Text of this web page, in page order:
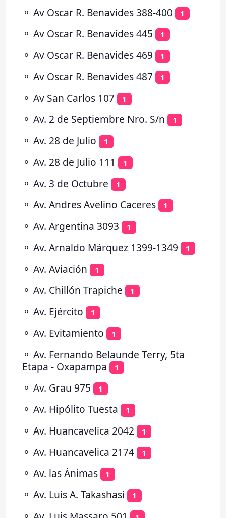
⚬ Av Oscar R. Benavides 388-400 1
⚬ Av Oscar R. Benavides 445 1
⚬ Av Oscar R. Benavides 469 1
⚬ Av Oscar R. Benavides 487 1
⚬ Av San Carlos 107 1
⚬ Av. 2 de Septiembre Nro. S/n 1
⚬ Av. 28 de Julio 1
⚬ Av. 28 de Julio 111 1
⚬ Av. 3 de Octubre 1
⚬ Av. Andres Avelino Caceres 1
⚬ Av. Argentina 3093 1
⚬ Av. Arnaldo Márquez 1399-1349 1
⚬ Av. Aviación 1
⚬ Av. Chillón Trapiche 1
⚬ Av. Ejército 1
⚬ Av. Evitamiento 1
⚬ Av. Fernando Belaunde Terry, 5ta
Etapa - Oxapampa
1
⚬ Av. Grau 975 1
⚬ Av. Hipólito Tuesta 1
⚬ Av. Huancavelica 2042 1
⚬ Av. Huancavelica 2174 1
⚬ Av. las Ánimas 1
⚬ Av. Luis A. Takashasi 1